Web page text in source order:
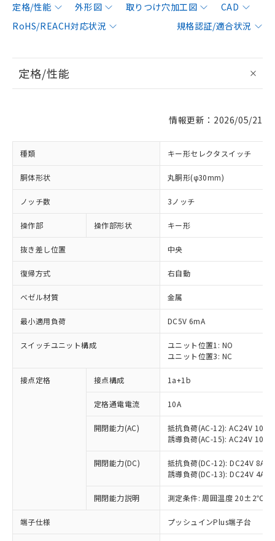
定格/性能 外形図 取りつけ穴加工図
CAD
RoHS/REACH対応状況
規格認証/適合状況
定格/性能
情報更新：2026/05/21
種類 キー形セレクタスイッチ
胴体形状 丸胴形(φ30mm)
ノッチ数 3ノッチ
操作部 操作部形状 キー形
抜き差し位置 中央
復帰方式 右自動
ベゼル材質 金属
最小適用負荷 DC5V 6mA
スイッチユニット構成
ユニット位置1: NO
ユニット位置3: NC
接点定格 接点構成 1a+1b
定格通電電流 10A
開閉能力(AC)
抵抗負荷(AC-12): AC24V 10A/
誘導負荷(AC-15): AC24V
開閉能力(DC)
抵抗負荷(DC-12): DC24V 8A/
誘導負荷(DC-13): DC24V 4A/
開閉能力説明 測定条件: 周囲温度 20±2℃、
端子仕様 プッシュインPlus端子台
対応済み：EU RoHS指令（10物質）の
非含有に対応した製品が提供可能な商品で